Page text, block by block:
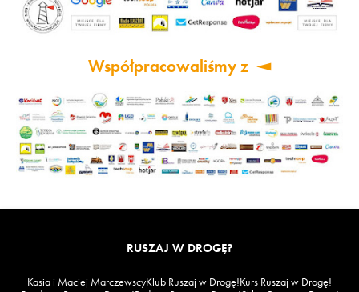
Współpracowaliśmy z
RUSZAJ W DROGĘ?
Kasia i Maciej MarczewscyKlub Ruszaj w Drogę!Kurs Ruszaj w Drogę!